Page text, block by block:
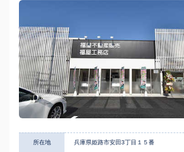
所在地 兵庫県姫路市安田3丁目１５番